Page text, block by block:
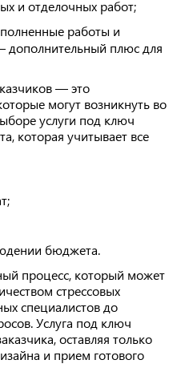
и отделочных работ;
работы и
дополнительный плюс для
— это
могут возникнуть во
услуги под ключ
которая учитывает все
бюджета.
процесс, который может
стрессовых
специалистов до
Услуга под ключ
оставляя только
и прием готового